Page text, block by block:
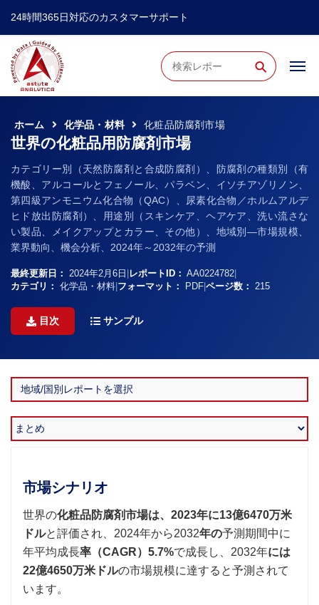
24時間365日対応のカスタマーサポート
⚲
ホーム 化学品・材料 化粧品防腐剤市場
世界の化粧品用防腐剤市場
カテゴリー別（天然防腐剤と合成防腐剤）、防腐剤の種類別（有
機酸、アルコールとフェノール、パラベン、イソチアゾリノン、
第四級アンモニウム化合物（QAC）、尿素化合物／ホルムアルデ
ヒド放出防腐剤）、用途別（スキンケア、ヘアケア、洗い流さな
い製品、メイクアップとカラー、その他）、地域別―市場規模、
業界動向、機会分析、2024年～2032年の予測
最終更新日： 2024年2月6日 レポートID： AA0224782
カテゴリ：
化学品・材料 フォーマット： PDF ページ数： 215
目次 サンプル
市場シナリオ
世界の化粧品防腐剤市場は、2023年に13億6470万米
ドルと評価され、2024年から2032年の予測期間中に
年平均成長率（CAGR）5.7%で成長し、2032年には
22億4650万米ドルの市場規模に達すると予測されて
います。